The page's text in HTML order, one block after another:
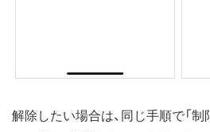
解除したい場合は、同じ手順で「制